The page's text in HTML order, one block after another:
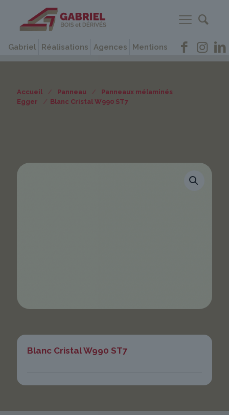
Gabriel Réalisations Agences Mentions
Accueil / Panneau /
Panneaux mélaminés
Egger
/ Blanc Cristal W990 ST7
Blanc Cristal W990 ST7